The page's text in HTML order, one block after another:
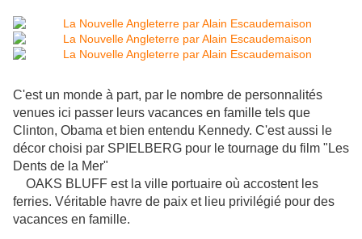
C'est un monde à part, par le nombre de personnalités
venues ici passer leurs vacances en famille tels que
Clinton, Obama et bien entendu Kennedy. C'est aussi le
décor choisi par SPIELBERG pour le tournage du film "Les
Dents de la Mer"
OAKS BLUFF est la ville portuaire où accostent les
ferries. Véritable havre de paix et lieu privilégié pour des
vacances en famille.